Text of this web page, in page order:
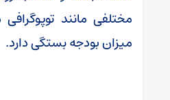
مختلفی مانند
میزان بودجه بستگی دارد.